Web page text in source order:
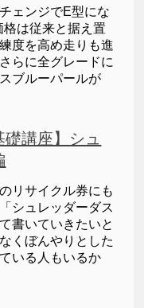
ェンジでE型にな
は従来と据え置
度を高め走りも進
らに全グレードに
ブルーパールが
礎講座】シュ
リサイクル券にも
シュレッダーダス
書いていきたいと
くぼんやりとした
いる人もいるか